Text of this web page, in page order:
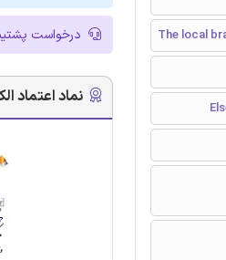
The local درخواست
نماد اعتماد